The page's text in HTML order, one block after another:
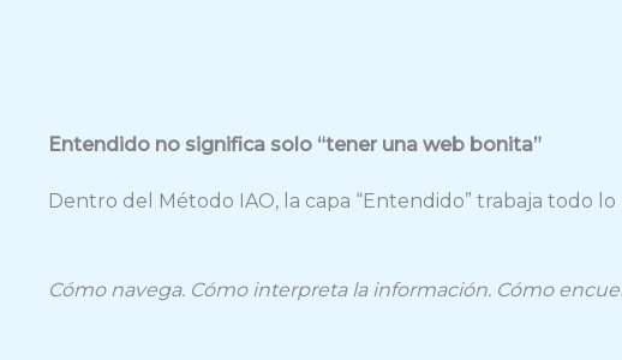
Entendido no significa solo “tener una web bonita”
Dentro del Método IAO, la capa “Entendido” trabaja todo
Cómo navega. Cómo interpreta la información. Cómo